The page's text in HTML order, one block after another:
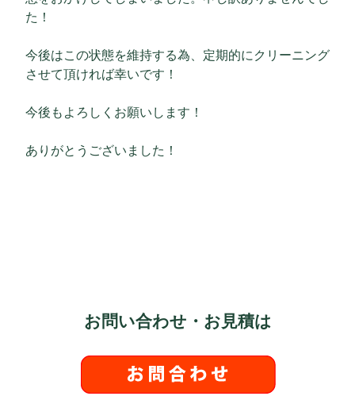
た！
今後はこの状態を維持する為、定期的にクリーニング
させて頂ければ幸いです！
今後もよろしくお願いします！
ありがとうございました！
お問い合わせ・お見積は